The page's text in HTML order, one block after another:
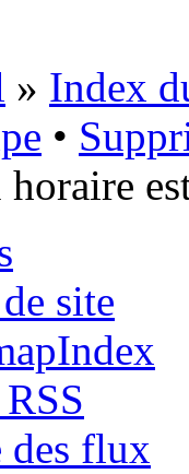
» Index
•
horaire
site
des flux